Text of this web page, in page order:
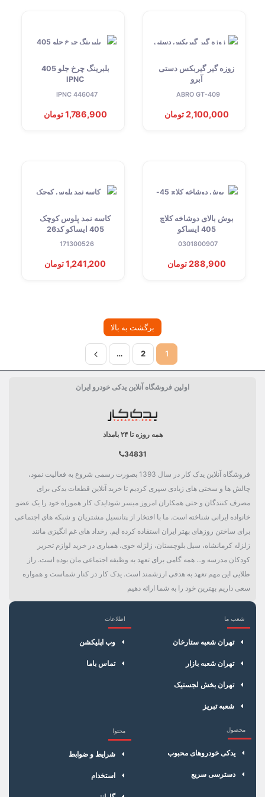
لینک خودرو
زوزه گیر گیربکس دستی
آبرو
ABRO GT-409
2,100,000 تومان
بلبرینگ چرخ جلو 405
IPNC
IPNC 446047
1,786,900 تومان
بوش بالای دوشاخه کلاچ
405 ایساکو
0301800907
288,900 تومان
کاسه نمد پلوس کوچک
405 ایساکو کد26
171300526
1,241,200 تومان
برگشت به بالا
1
2
…
اولین فروشگاه آنلاین یدکی خودرو ایران
همه روزه تا ۲۴ بامداد
34831
فروشگاه آنلاین یدک کار در سال 1393 بصورت رسمی شروع به فعالیت نمود،
چالش ها و سختی های زیادی سپری کردیم تا خرید آنلاین قطعات یدکی برای
مصرف کنندگان و حتی همکاران امروز میسر شود!یدک کار هموراه خود را یک عضو
خانواده ایرانی شناخته است. ما با افتخار از پتانسیل مشتریان و شبکه های اجتماعی
برای ساختن روزهای بهتر ایران استفاده کرده ایم. رخداد های غم انگیزی مانند
زلزله کرمانشاه، سیل بلوچستان، زلزله خوی، همیاری در خرید لوازم تحریر
کودکان مدرسه و... همه گامی برای تعهد به وظیفه اجتماعی مان بوده است. راز
طلایی این مهم تعهد به هدفی ارزشمند است. یدک کار در کنار شماست و همواره
سعی داریم بهترین خود را به شما ارائه دهیم
شعب ما
تهران شعبه ستارخان
تهران شعبه بازار
تهران بخش لجستیک
شعبه تبریز
اطلاعات
وب اپلیکشن
تماس باما
محصول
یدکی خودروهای محبوب
دسترسی سریع
محتوا
شرایط و ضوابط
استخدام
×